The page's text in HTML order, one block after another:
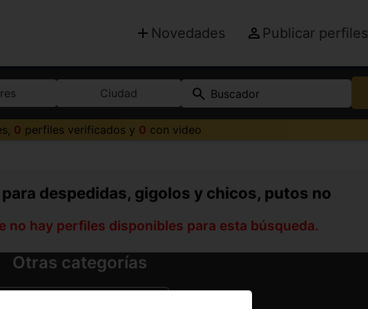
Novedades Publicar perfiles
Ciudad Buscador
0 perfiles verificados y 0 con video
despedidas, gigolos y chicos, putos no
no hay perfiles disponibles para esta búsqueda.
Otras categorías